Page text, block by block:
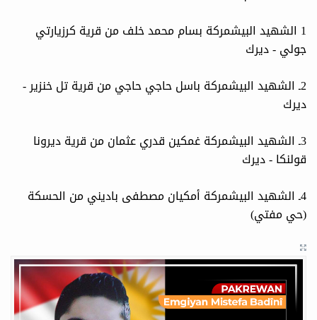
1 الشهيد البيشمركة بسام محمد خلف من قرية كرزيارتي
جولي - ديرك
2ـ الشهيد البيشمركة باسل حاجي حاجي من قرية تل خنزير -
ديرك
3ـ الشهيد البيشمركة غمكين قدري عثمان من قرية ديرونا
قولنكا - ديرك
4ـ الشهيد البيشمركة أمكيان مصطفى باديني من الحسكة
(حي مفتي)